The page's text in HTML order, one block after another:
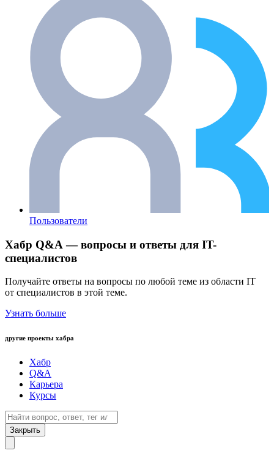
Пользователи
Хабр Q&A — вопросы и ответы для IT-
специалистов
Получайте ответы на вопросы по любой теме из области IT
от специалистов в этой теме.
Узнать больше
другие проекты хабра
Хабр
Q&A
Карьера
Курсы
Закрыть